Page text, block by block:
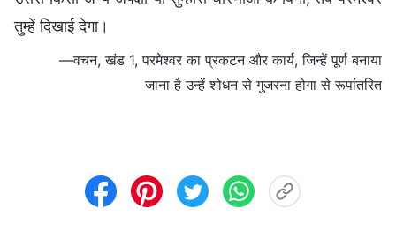
तुम्हें दिखाई देगा।
—वचन, खंड 1, परमेश्वर का प्रकटन और कार्य, जिन्हें पूर्ण बनाया
जाना है उन्हें शोधन से गुजरना होगा से रूपांतरित